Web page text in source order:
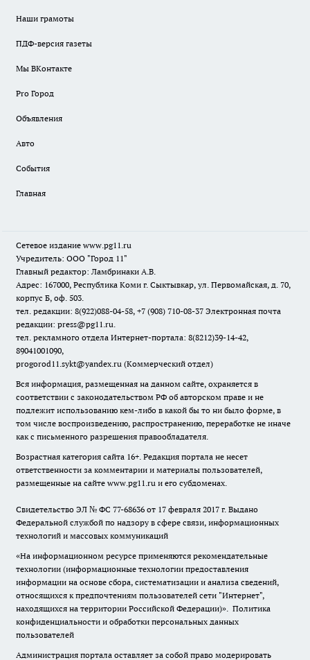
Наши грамоты
ПДФ-версия газеты
Мы ВКонтакте
Pro Город
Объявления
Авто
События
Главная
Сетевое издание www.pg11.ru
Учредитель: ООО "Город 11"
Главный редактор: Ламбринаки А.В.
Адрес: 167000, Республика Коми г. Сыктывкар, ул. Первомайская, д. 70,
корпус Б, оф. 503.
тел. редакции: 8(922)088-04-58, +7 (908) 710-08-37 Электронная почта
редакции: press@pg11.ru.
тел. рекламного отдела Интернет-портала: 8(8212)39-14-42,
89041001090,
progorod11.sykt@yandex.ru (Коммерческий отдел)
Вся информация, размещенная на данном сайте, охраняется в
соответствии с законодательством РФ об авторском праве и не
подлежит использованию кем-либо в какой бы то ни было форме, в
том числе воспроизведению, распространению, переработке не иначе
как с письменного разрешения правообладателя.
Возрастная категория сайта 16+. Редакция портала не несет
ответственности за комментарии и материалы пользователей,
размещенные на сайте www.pg11.ru и его субдоменах.
Свидетельство ЭЛ № ФС 77-68636 от 17 февраля 2017 г. Выдано
Федеральной службой по надзору в сфере связи, информационных
технологий и массовых коммуникаций
«На информационном ресурсе применяются рекомендательные
технологии (информационные технологии предоставления
информации на основе сбора, систематизации и анализа сведений,
относящихся к предпочтениям пользователей сети "Интернет",
находящихся на территории Российской Федерации)». Политика
конфиденциальности и обработки персональных данных
пользователей
Администрация портала оставляет за собой право модерировать